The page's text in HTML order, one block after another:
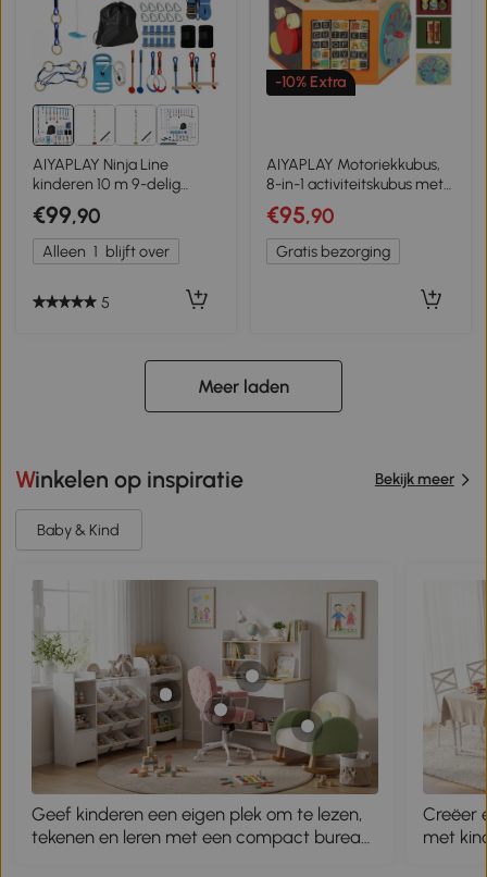
2+
AIYAPLAY Ninja Line
kinderen 10 m 9-delig
Slackline Set met 2
turnringen, 3-in-1
schommel, 2 klimstangen
voor 3-8 jaar meerkleurig
€99,90
Alleen 1 blijft over
5
-10% Extra
AIYAPLAY Motoriekkubus,
8-in-1 activiteitskubus met
motorieklus, parellabyrint,
41,5 x 37,5 x 37,5 cm,
meerkleurig
€95,90
Gratis bezorging
Meer laden
Winkelen op inspiratie Bekijk meer
Baby & Kind
Geef kinderen een eigen plek om te lezen,
tekenen en leren met een compact bureau,
Creëer
met